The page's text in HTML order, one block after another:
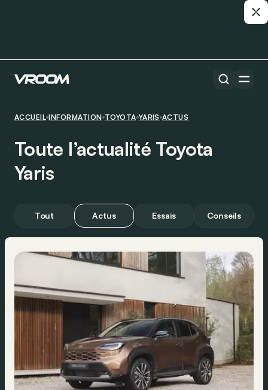
ACCUEIL INFORMATION TOYOTA YARIS ACTUS
Toute l’actualité Toyota
Yaris
Tout Actus Essais Conseils